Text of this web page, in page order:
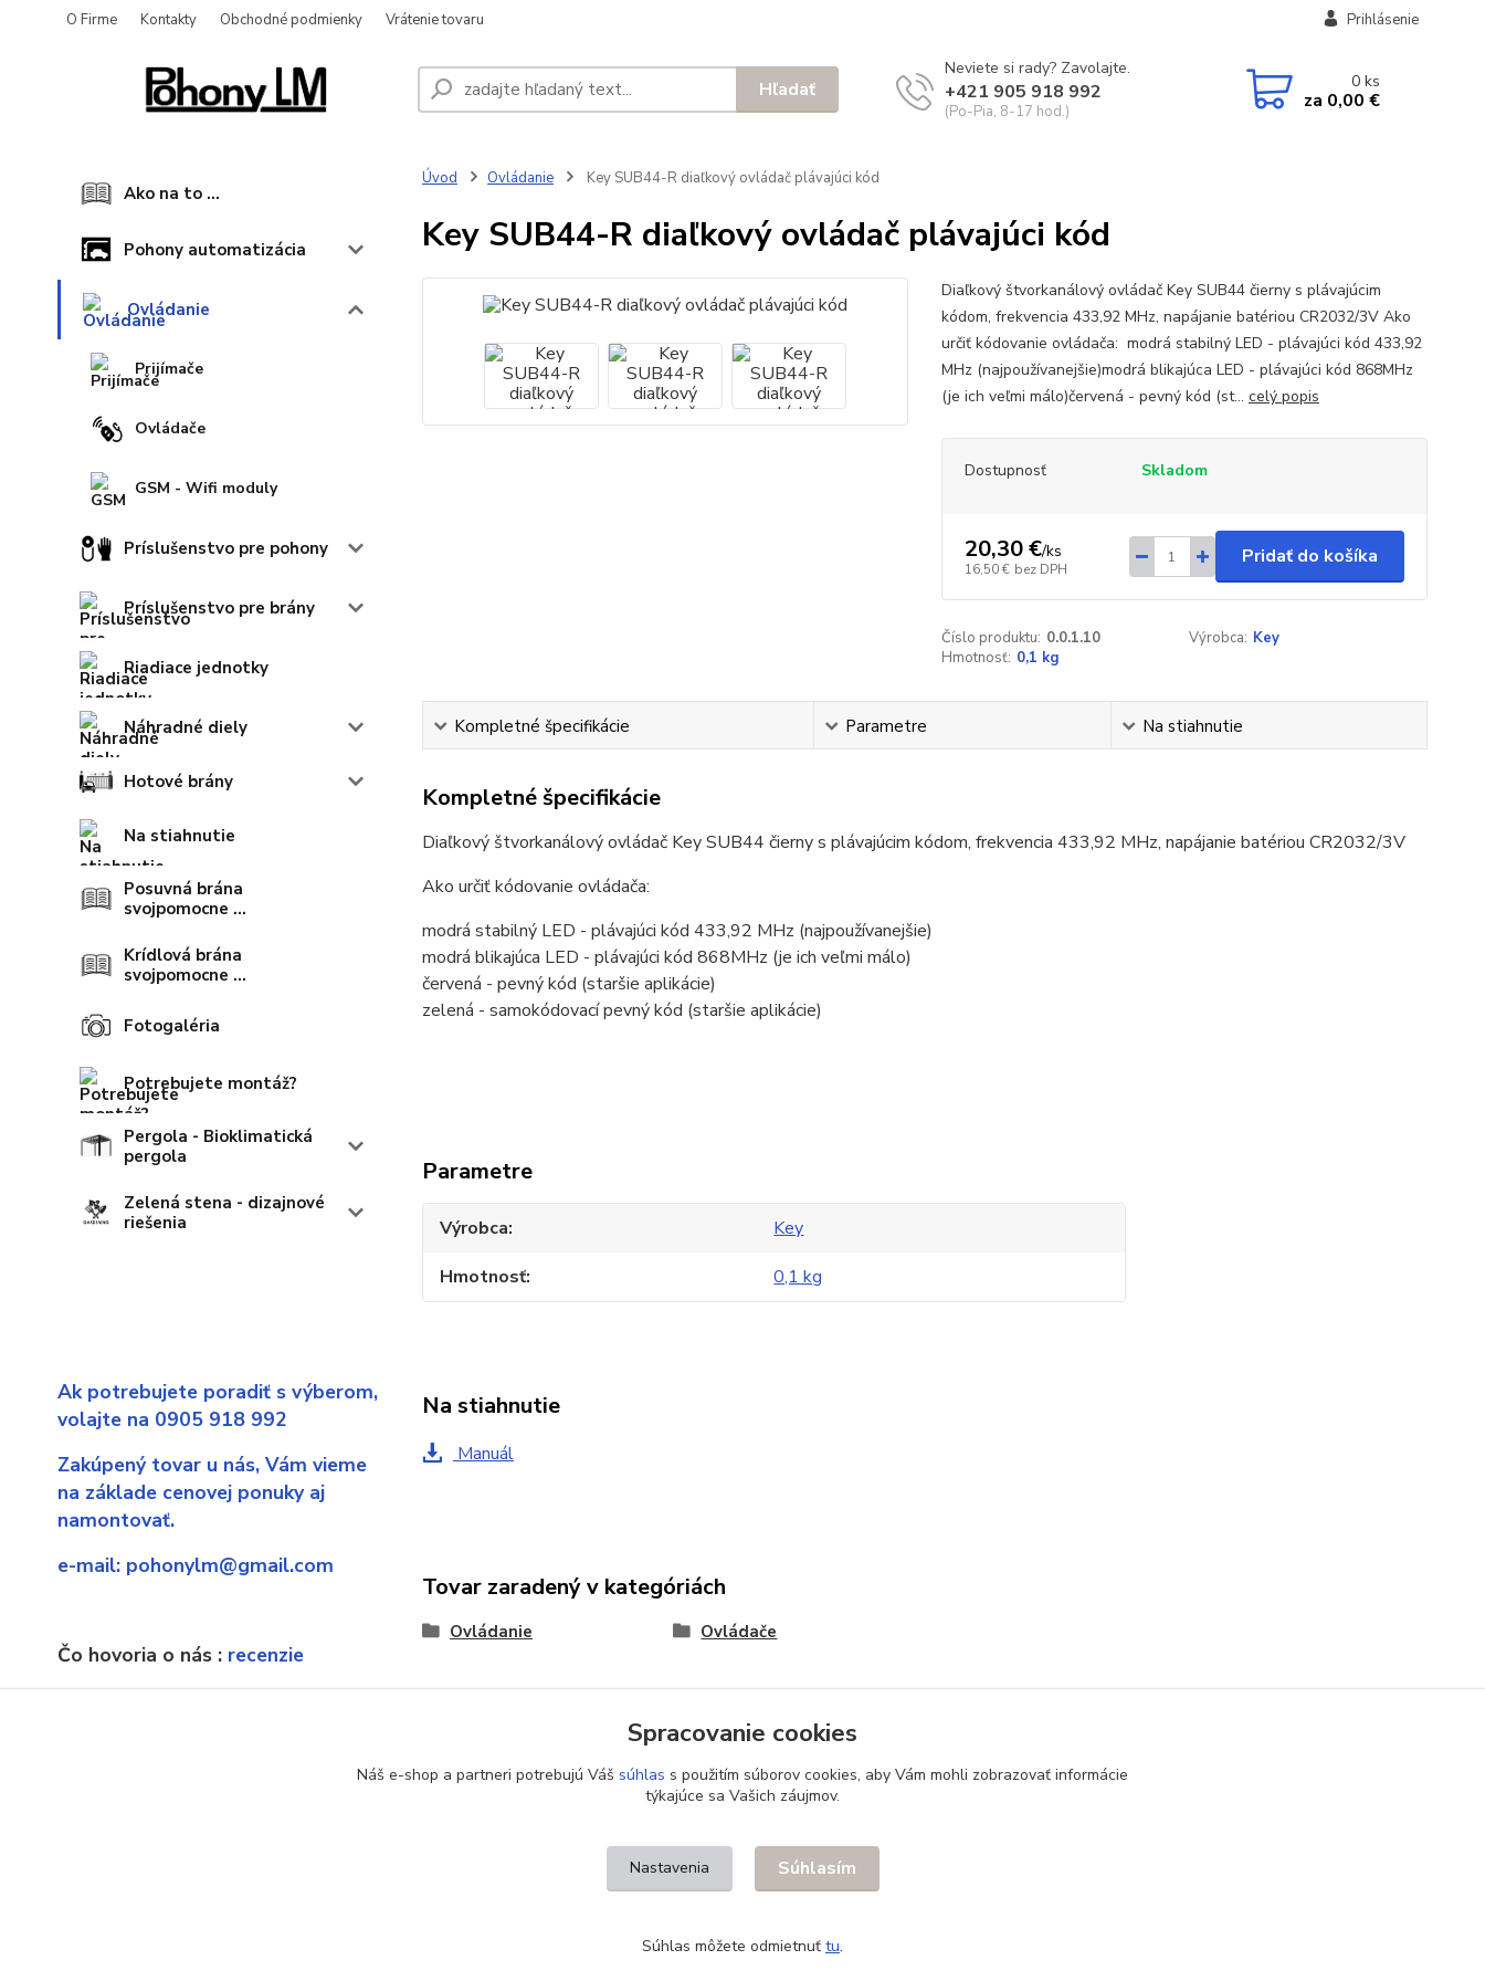
O Firme Kontakty Obchodné podmienky Vrátenie tovaru Prihlásenie
Hľadať
Neviete si rady? Zavolajte.
+421 905 918 992
(Po-Pia, 8-17 hod.)
0ks
za 0,00 €
Ako na to ...
Pohony automatizácia
Ovládanie
Prijímače
Ovládače
GSM - Wifi moduly
Príslušenstvo pre pohony
Príslušenstvo pre brány
Riadiace jednotky
Náhradné diely
Hotové brány
Na stiahnutie
Posuvná brána
svojpomocne ...
Krídlová brána
svojpomocne ...
Fotogaléria
Potrebujete montáž?
Pergola - Bioklimatická
pergola
Zelená stena - dizajnové
riešenia
Ak potrebujete poradiť s výberom,
volajte na 0905 918 992
Zakúpený tovar u nás, Vám vieme
na základe cenovej ponuky aj
namontovať.
e-mail: pohonylm@gmail.com
Čo hovoria o nás : recenzie
Úvod Ovládanie Key SUB44-R diaľkový ovládač plávajúci kód
Key SUB44-R diaľkový ovládač plávajúci kód
Diaľkový štvorkanálový ovládač Key SUB44 čierny s plávajúcim
kódom, frekvencia 433,92 MHz, napájanie batériou CR2032/3V Ako
určiť kódovanie ovládača: modrá stabilný LED - plávajúci kód 433,92
MHz (najpoužívanejšie)modrá blikajúca LED - plávajúci kód 868MHz
(je ich veľmi málo)červená - pevný kód (st... celý popis
Dostupnosť Skladom
20,30 €/ks
16,50 € bez DPH
Pridať do košíka
Číslo produktu: 0.0.1.10 Výrobca: Key
Hmotnosť: 0,1 kg
Kompletné špecifikácie Parametre Na stiahnutie
Kompletné špecifikácie
Diaľkový štvorkanálový ovládač Key SUB44 čierny s plávajúcim kódom, frekvencia 433,92 MHz, napájanie batériou CR2032/3V
Ako určiť kódovanie ovládača:
modrá stabilný LED - plávajúci kód 433,92 MHz (najpoužívanejšie)
modrá blikajúca LED - plávajúci kód 868MHz (je ich veľmi málo)
červená - pevný kód (staršie aplikácie)
zelená - samokódovací pevný kód (staršie aplikácie)
Parametre
Výrobca
Key
Hmotnosť
0,1 kg
Na stiahnutie
Manuál
Tovar zaradený v kategóriách
Ovládanie Ovládače
Spracovanie cookies
Náš e-shop a partneri potrebujú Váš súhlas s použitím súborov cookies, aby Vám mohli zobrazovať informácie
týkajúce sa Vašich záujmov.
Nastavenia Súhlasím
Súhlas môžete odmietnuť tu.